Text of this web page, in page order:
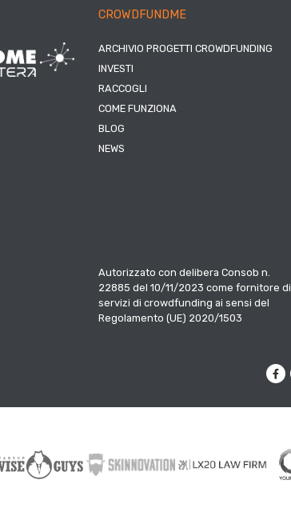
CROWDFUNDME
ARCHIVIO PROGETTI CROWDFUNDING
INVESTI
RACCOGLI
COME FUNZIONA
BLOG
NEWS
Autorizzato con delibera Consob n.
22885 del 10/11/2023 come fornitore di
servizi di crowdfunding ai sensi del
Regolamento (UE) 2020/1503